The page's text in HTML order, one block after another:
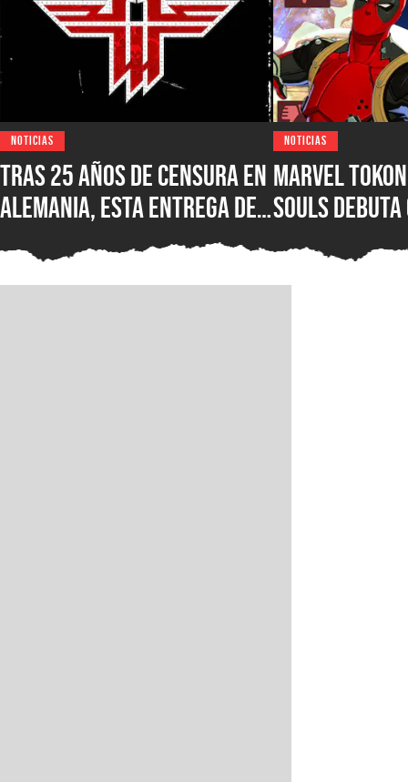
NOTICIAS
Tras 25 años de censura en
Alemania, esta entrega de
Wolfenstein por fin está
disponible en su versión
NOTICIAS
Marvel
Souls debuta
reseñas
Steam,